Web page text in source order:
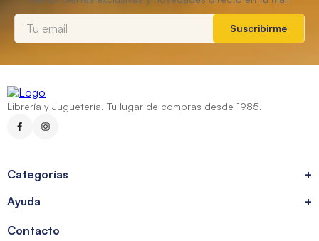
Suscribirme
Librería y Juguetería. Tu lugar de compras desde 1985.
Categorías
+
Ayuda
+
Contacto